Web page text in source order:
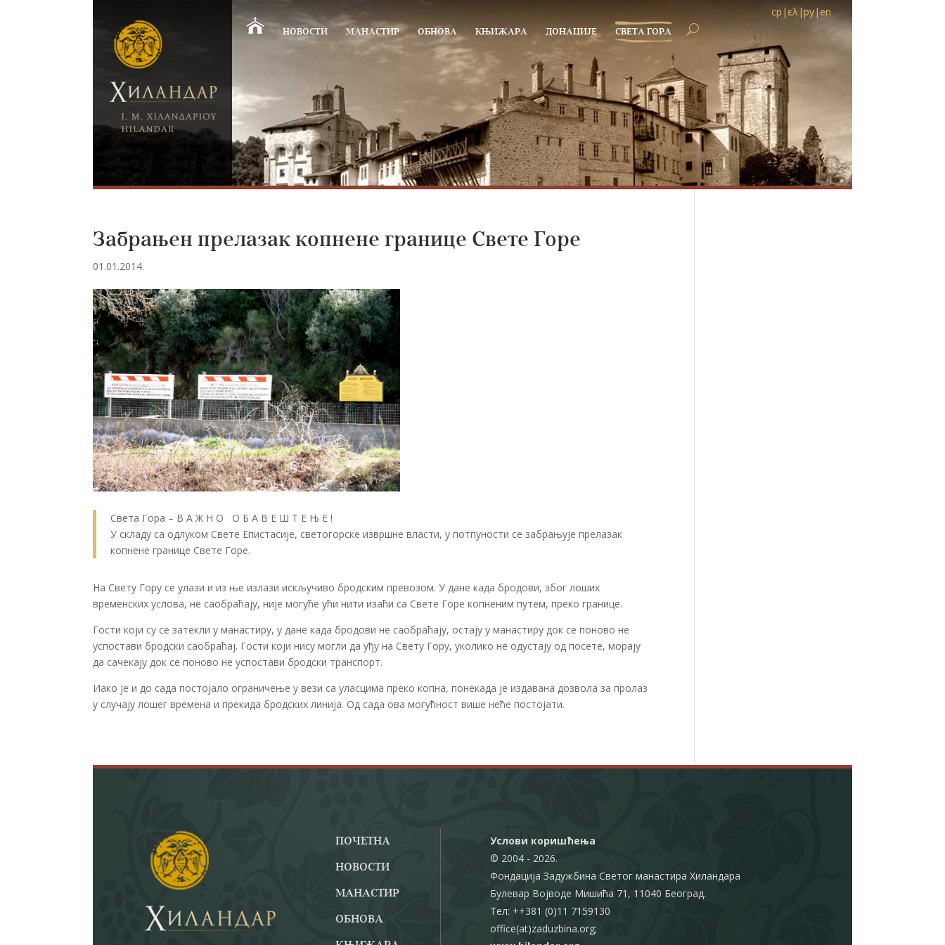
НОВОСТИ МАНАСТИР ОБНОВА КЊИЖАРА ДОНАЦИЈЕ СВЕТА ГОРА
ср |ελ|ру|en
Забрањен прелазак копнене границе Свете Горе
01.01.2014.
Света Гора – В А Ж Н О О Б А В Е Ш Т Е Њ Е !
У складу са одлуком Свете Епистасије, светогорске извршне власти, у потпуности се забрањује прелазак
копнене границе Свете Горе.
На Свету Гору се улази и из ње излази искључиво бродским превозом. У дане када бродови, због лоших
временских услова, не саобраћају, није могуће ући нити изаћи са Свете Горе копненим путем, преко границе.
Гости који су се затекли у манастиру, у дане када бродови не саобраћају, остају у манастиру док се поново не
успостави бродски саобраћај. Гости који нису могли да уђу на Свету Гору, уколико не одустају од посете, морају
да сачекају док се поново не успостави бродски транспорт.
Иако је и до сада постојало ограничење у вези са уласцима преко копна, понекада је издавана дозвола за пролаз
у случају лошег времена и прекида бродских линија. Од сада ова могућност више неће постојати.
ПОЧЕТНА
НОВОСТИ
МАНАСТИР
ОБНОВА
Услови коришћења
© 2004 - 2026.
Фондација Задужбина Светог манастира Хиландара
Булевар Војводе Мишића 71, 11040 Београд.
Тел: ++381 (0)11 7159130
office(at)zaduzbina.org;